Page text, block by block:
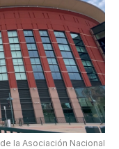
la Asociación Nacional